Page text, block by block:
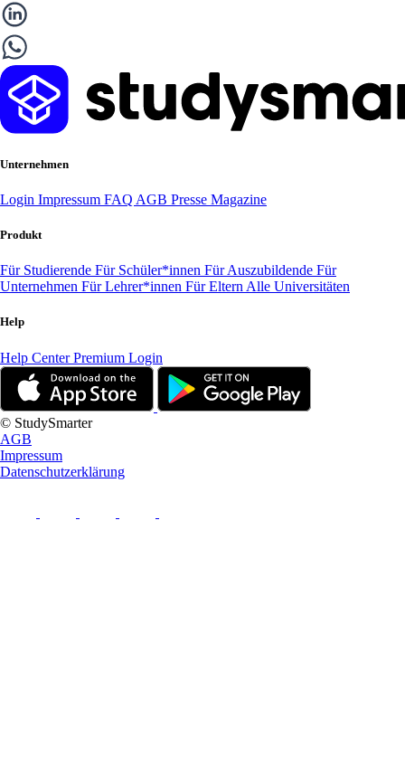
Unternehmen
Login Impressum FAQ AGB Presse Magazine
Produkt
Für Studierende Für Schüler*innen Für Auszubildende Für
Unternehmen Für Lehrer*innen Für Eltern Alle Universitäten
Help
Help CenterPremium Login
© StudySmarter
AGB
Impressum
Datenschutzerklärung